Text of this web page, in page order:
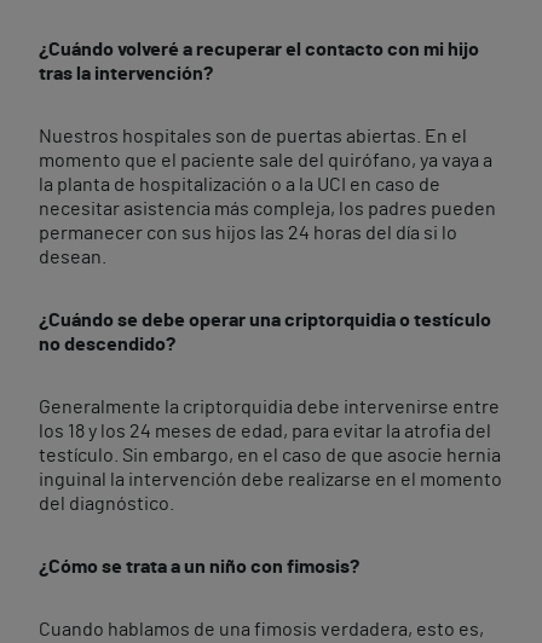
¿Cuándo volveré a recuperar el contacto con mi hijo
tras la intervención?
Nuestros hospitales son de puertas abiertas. En el
momento que el paciente sale del quirófano, ya vaya a
la planta de hospitalización o a la UCI en caso de
necesitar asistencia más compleja, los padres pueden
permanecer con sus hijos las 24 horas del día si lo
desean.
¿Cuándo se debe operar una criptorquidia o testículo
no descendido?
Generalmente la criptorquidia debe intervenirse entre
los 18 y los 24 meses de edad, para evitar la atrofia del
testículo. Sin embargo, en el caso de que asocie hernia
inguinal la intervención debe realizarse en el momento
del diagnóstico.
¿Cómo se trata a un niño con fimosis?
Cuando hablamos de una fimosis verdadera, esto es,